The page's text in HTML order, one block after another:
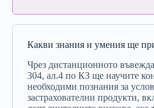
Какви знания и умения ще
Чрез дистанционното
304, ал.4 по КЗ ще научите
необходими познания за
застрахователни продукти,